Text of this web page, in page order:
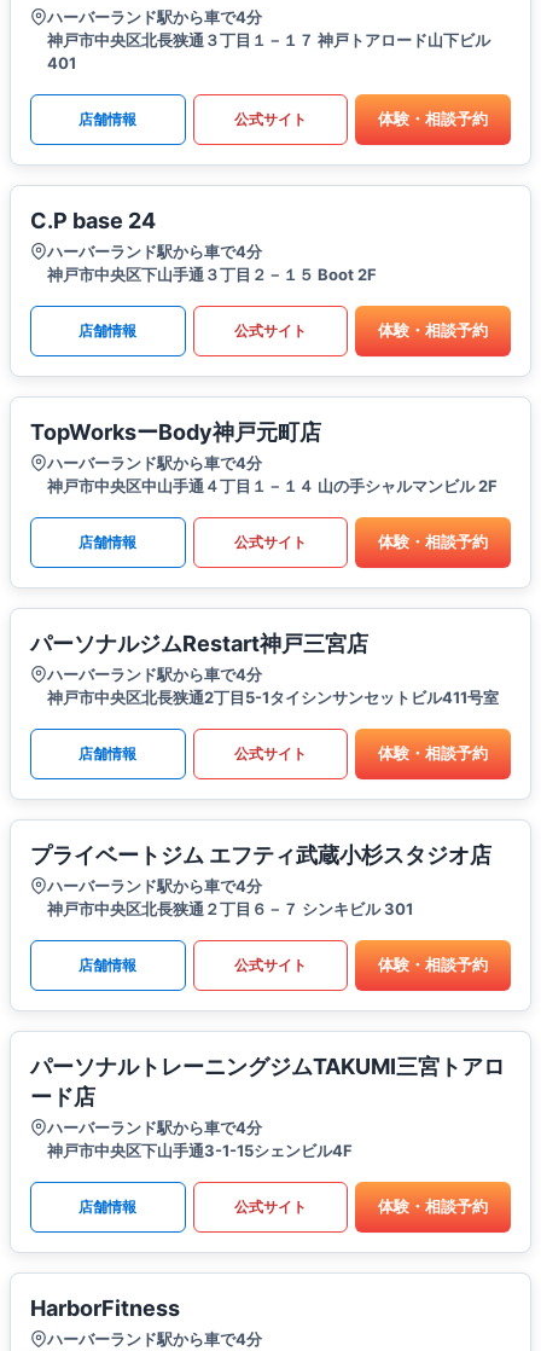
ハーバーランド駅から車で4分
神戸市中央区北長狭通３丁目１－１７ 神戸トアロード山下ビル
401
店舗情報 公式サイト 体験・相談予約
C.P base 24
ハーバーランド駅から車で4分
神戸市中央区下山手通３丁目２－１５ Boot 2F
店舗情報 公式サイト 体験・相談予約
TopWorksーBody神戸元町店
ハーバーランド駅から車で4分
神戸市中央区中山手通４丁目１－１４ 山の手シャルマンビル 2F
店舗情報 公式サイト 体験・相談予約
パーソナルジムRestart神戸三宮店
ハーバーランド駅から車で4分
神戸市中央区北長狭通2丁目5-1タイシンサンセットビル411号室
店舗情報 公式サイト 体験・相談予約
プライベートジム エフティ武蔵小杉スタジオ店
ハーバーランド駅から車で4分
神戸市中央区北長狭通２丁目６－７ シンキビル 301
店舗情報 公式サイト 体験・相談予約
パーソナルトレーニングジムTAKUMI三宮トアロ
ード店
ハーバーランド駅から車で4分
神戸市中央区下山手通3-1-15シェンビル4F
店舗情報 公式サイト 体験・相談予約
HarborFitness
ハーバーランド駅から車で4分